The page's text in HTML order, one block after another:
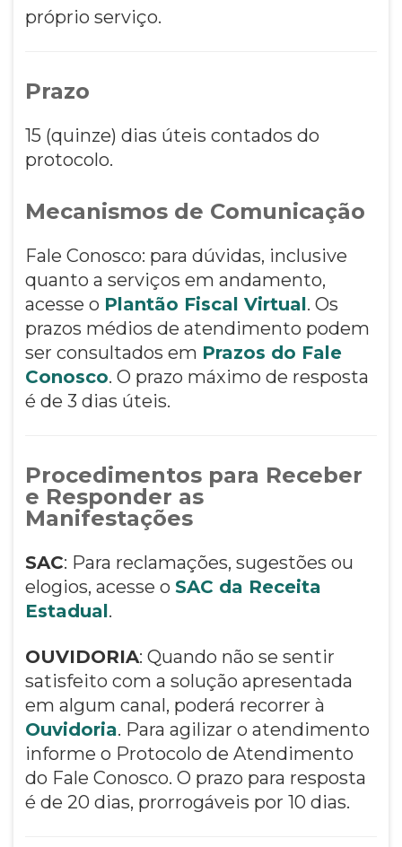
próprio serviço.
Prazo
15 (quinze) dias úteis contados do
protocolo.
Mecanismos de Comunicação
Fale Conosco: para dúvidas, inclusive
quanto a serviços em andamento,
acesse o Plantão Fiscal Virtual. Os
prazos médios de atendimento podem
ser consultados em Prazos do Fale
Conosco. O prazo máximo de resposta
é de 3 dias úteis.
Procedimentos para Receber
e Responder as
Manifestações
SAC: Para reclamações, sugestões ou
elogios, acesse o SAC da Receita
Estadual.
OUVIDORIA: Quando não se sentir
satisfeito com a solução apresentada
em algum canal, poderá recorrer à
Ouvidoria. Para agilizar o atendimento
informe o Protocolo de Atendimento
do Fale Conosco. O prazo para resposta
é de 20 dias, prorrogáveis por 10 dias.